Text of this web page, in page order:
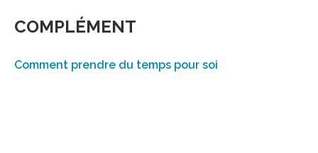
COMPLÉMENT
Comment prendre du temps pour soi